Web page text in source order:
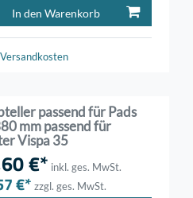
In den Warenkorb
Versandkosten
passend für Pads
mm passend für
Vispa 35
€* inkl. ges. MwSt.
€* zzgl. ges. MwSt.